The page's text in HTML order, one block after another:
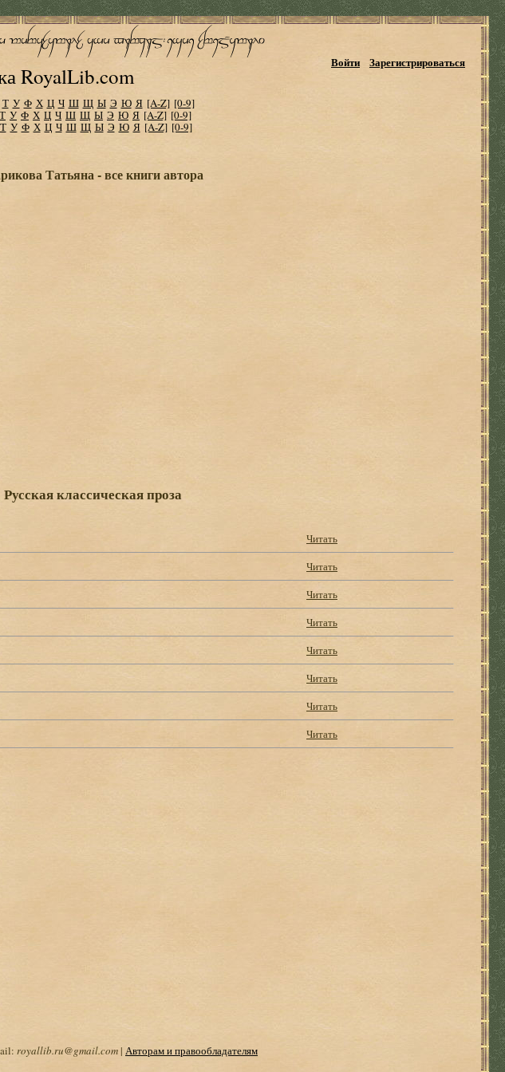
RoyalLib.com
Войти Зарегистрироваться
Т У Ф Х Ц Ч Ш Щ Ы Э Ю Я [A-Z] [0-9]
Т У Ф Х Ц Ч Ш Щ Ы Э Ю Я [A-Z] [0-9]
Т У Ф Х Ц Ч Ш Щ Ы Э Ю Я [A-Z] [0-9]
Татьяна - все книги автора
Русская классическая проза
Читать
Читать
Читать
Читать
Читать
Читать
Читать
Читать
royallib.ru@gmail.com| Авторам и правообладателям